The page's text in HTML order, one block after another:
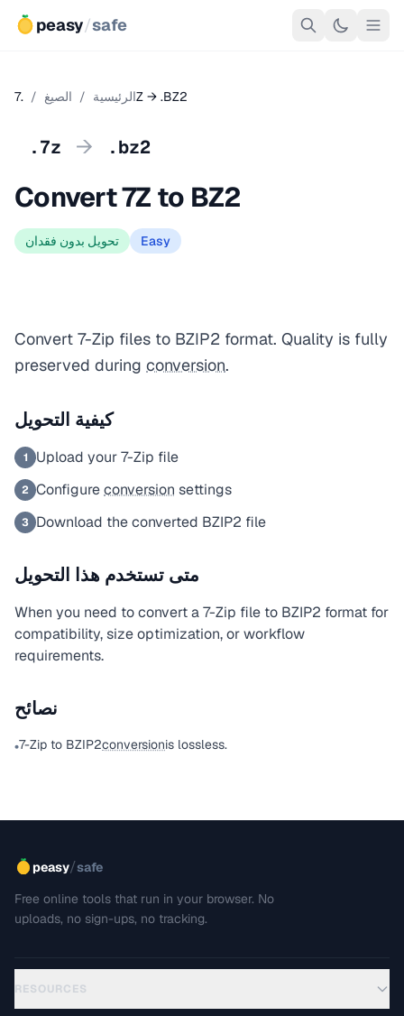
peasy/safe
الرئيسية / الصيغ / .7Z → .BZ2
.7z → .bz2
Convert 7Z to BZ2
تحويل بدون فقدان Easy
Convert 7-Zip files to BZIP2 format. Quality is fully
preserved during conversion.
كيفية التحويل
1 Upload your 7-Zip file
2 Configureconversion settings
3 Download the converted BZIP2 file
متى تستخدم هذا التحويل
When you need to convert a 7-Zip file to BZIP2 format for
compatibility, size optimization, or workflow
requirements.
نصائح
•7-Zip to BZIP2conversionis lossless.
peasy/safe
Free online tools that run in your browser. No
uploads, no sign-ups, no tracking.
RESOURCES